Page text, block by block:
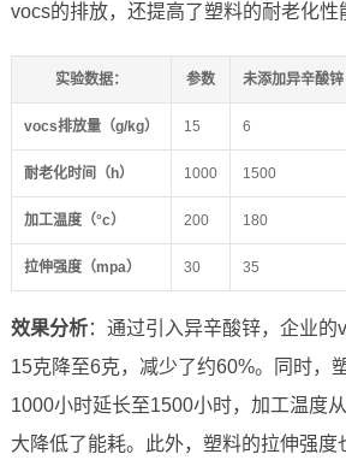
vocs的排放，还提高了塑料的耐老化性
实验数据： 参数 未添加异辛酸锌
vocs排放量（g/kg） 15 6
耐老化时间（h） 1000 1500
加工温度（°c） 200 180
拉伸强度（mpa） 30 35
效果分析：通过引入异辛酸锌，企业的
15克降至6克，减少了约60%。同时，
1000小时延长至1500小时，加工温度
大降低了能耗。此外，塑料的拉伸强度